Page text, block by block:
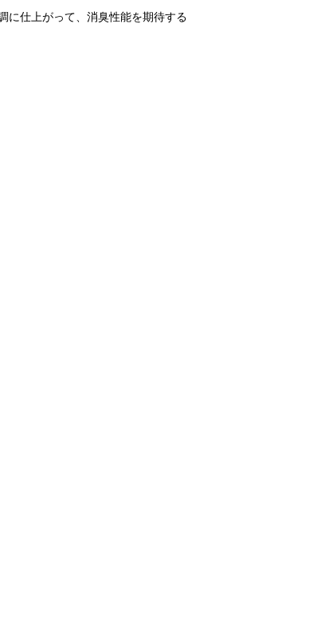
に仕上がって、消臭性能を期待する